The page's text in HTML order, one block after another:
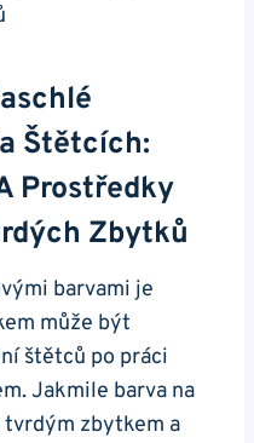
Štětcích:
Prostředky
Zbytků
barvami je
může být
štětců po práci
Jakmile barva na
tvrdým zbytkem a